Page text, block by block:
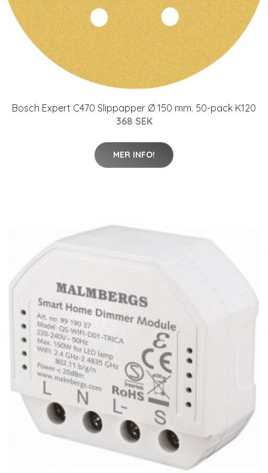
Bosch Expert C470 Slippapper Ø 150 mm. 50-pack K120
368 SEK
MER INFO!